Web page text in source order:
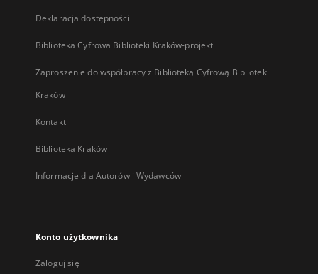
Deklaracja dostępności
Biblioteka Cyfrowa Biblioteki Kraków-projekt
Zaproszenie do współpracy z Biblioteką Cyfrową Biblioteki
Kraków
Kontakt
Biblioteka Kraków
Informacje dla Autorów i Wydawców
Konto użytkownika
Zaloguj się